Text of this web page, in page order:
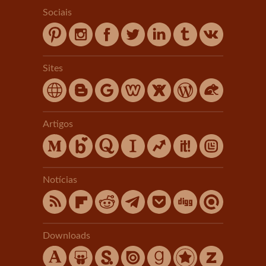
Sociais
Sites
Artigos
Notícias
Downloads